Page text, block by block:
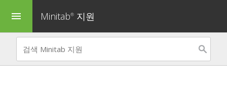
menu Minitab® 지원